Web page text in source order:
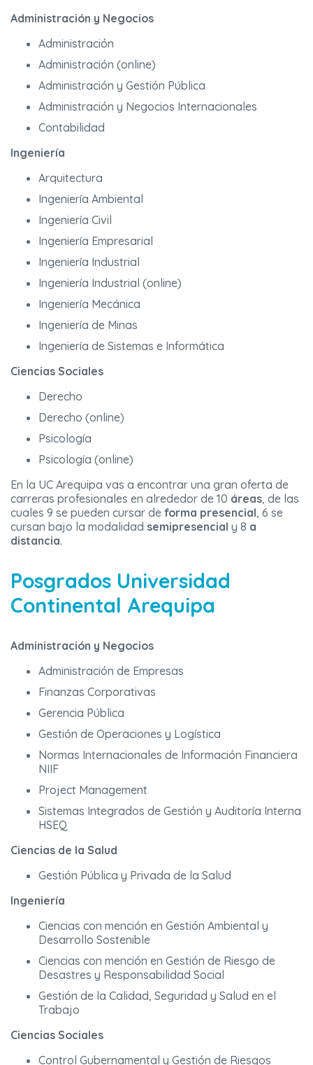
Administración y Negocios
Administración
Administración (online)
Administración y Gestión Pública
Administración y Negocios Internacionales
Contabilidad
Ingeniería
Arquitectura
Ingeniería Ambiental
Ingeniería Civil
Ingeniería Empresarial
Ingeniería Industrial
Ingeniería Industrial (online)
Ingeniería Mecánica
Ingeniería de Minas
Ingeniería de Sistemas e Informática
Ciencias Sociales
Derecho
Derecho (online)
Psicología
Psicología (online)
En la UC Arequipa vas a encontrar una gran oferta de
carreras profesionales en alrededor de 10 áreas, de las
cuales 9 se pueden cursar de forma presencial, 6 se
cursan bajo la modalidad semipresencial y 8 a
distancia.
Posgrados Universidad
Continental Arequipa
Administración y Negocios
Administración de Empresas
Finanzas Corporativas
Gerencia Pública
Gestión de Operaciones y Logística
Normas Internacionales de Información Financiera
NIIF
Project Management
Sistemas Integrados de Gestión y Auditoría Interna
HSEQ
Ciencias de la Salud
Gestión Pública y Privada de la Salud
Ingeniería
Ciencias con mención en Gestión Ambiental y
Desarrollo Sostenible
Ciencias con mención en Gestión de Riesgo de
Desastres y Responsabilidad Social
Gestión de la Calidad, Seguridad y Salud en el
Trabajo
Ciencias Sociales
Control Gubernamental y Gestión de Riesgos